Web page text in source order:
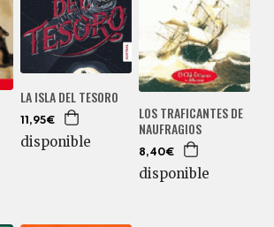
LA ISLA DEL TESORO
11,95€
disponible
LOS TRAFICANTES DE
NAUFRAGIOS
8,40€
disponible